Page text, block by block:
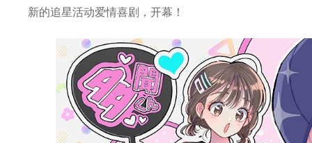
新的追星活动爱情喜剧，开幕！